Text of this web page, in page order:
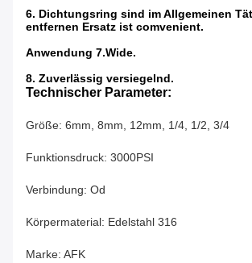
6. Dichtungsring sind im Allgemeinen
entfernen Ersatz ist comvenient.
Anwendung 7.Wide.
8. Zuverlässig versiegelnd.
Technischer Parameter:
Größe: 6mm, 8mm, 12mm, 1/4, 1/2, 3/4
Funktionsdruck: 3000PSI
Verbindung: Od
Körpermaterial: Edelstahl 316
Marke: AFK